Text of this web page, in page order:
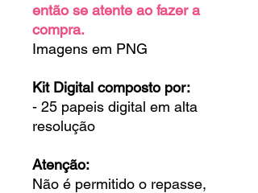
então se atente ao fazer a
compra.
Imagens em PNG
Kit Digital composto por:
- 25 papeis digital em alta
resolução
Atenção:
Não é permitido o repasse,